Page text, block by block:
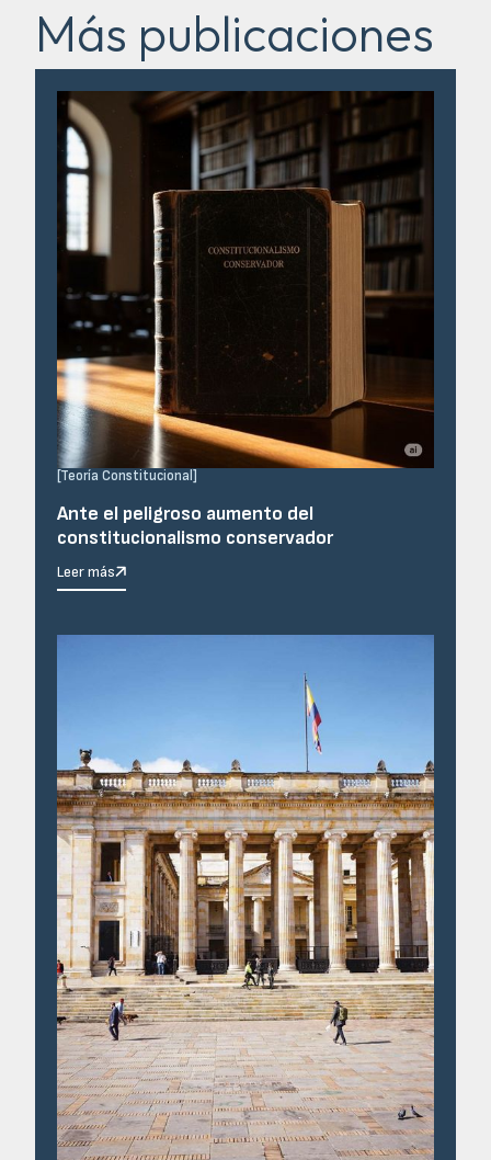
Más publicaciones
[Teoría Constitucional ]
Ante el peligroso aumento del
constitucionalismo conservador
Leer más